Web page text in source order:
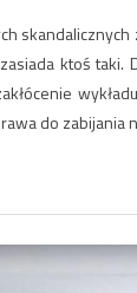
ktoś taki.
do zabijania